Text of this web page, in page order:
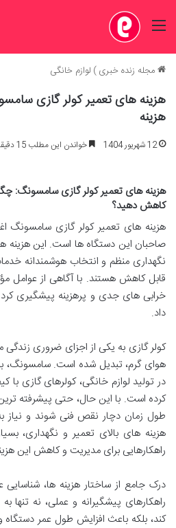
منو
مجله زنده خبری) لوازم خانگی
هزینه های تعمیر کولر گازی
هزینه
12 شهریور 1404 خواندن این مطلب 15 دقیقه زمان میبرد
هزینه های تعمیر کولر گازی سامسونگ:
کاهش دهید؟
هزینه های تعمیر کولر گازی سامسونگ
صاحبان این دستگاه ها است. این هزینه
نگهداری منظم و انتخاب هوشمندانه
قابل کاهش هستند. با آگاهی از عوامل
خرابی های جدی و پرهزینه پیشگیری
داد.
کولر گازی به یکی از اجزای ضروری زندگی
هوای گرم، تبدیل شده است. سامسونگ،
در تولید لوازم خانگی، کولرهای گازی با
کرده است. با این حال، حتی پیشرفته
طول زمان دچار نقص فنی شوند و نیاز به
هزینه های بالای تعمیر و نگهداری،
راهکارهایی برای مدیریت و کاهش این
درک جامع از ساختار هزینه ها، شناسایی
راهکارهای پیشگیرانه و عملی، نه
کند، بلکه باعث افزایش طول عمر دستگاه